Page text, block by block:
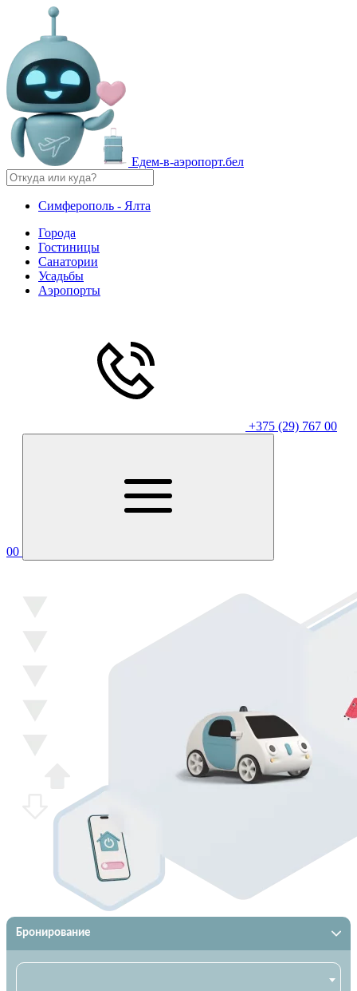
Едем-в-аэропорт.бел
Симферополь - Ялта
Города
Гостиницы
Санатории
Усадьбы
Аэропорты
+375 (29) 767 00
00